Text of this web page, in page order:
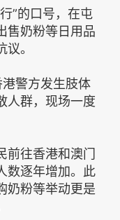
”的口号，在屯
售奶粉等日用品
。
警方发生肢体
人群，现场一度
前往香港和澳门
数逐年增加。此
奶粉等举动更是